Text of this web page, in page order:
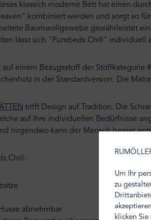
klassich moderne Bett hat einen
kombiniert werden und sorgt so
Baumwollgewebe gewährleistet
lässt sich "Purebeds Chill" individuell
auf einem Bezugsstoff der
in der Standardversion. Die
trifft Design auf Tradition. Die
auf Ihre individuellen Bedürfnisse
nirgendwo kann der Mensch besser
Chill:
abnehmbar
Um Ihr
zu
klicken